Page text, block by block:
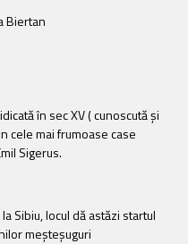
Biertan
în sec XV ( cunoscută şi
cele mai frumoase case
Sigerus.
Sibiu, locul dă astăzi startul
meşteşuguri